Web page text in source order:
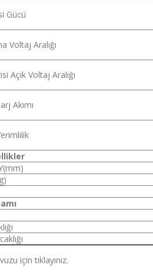
Gücü
Voltaj Aralığı
Açık Voltaj Aralığı
Akımı
için tıklayınız.